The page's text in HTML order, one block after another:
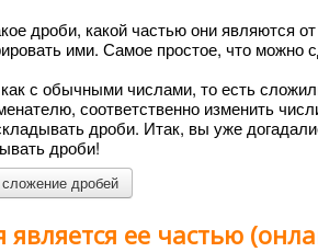
дроби, какой частью они являются
ими. Самое простое, что можно
с обычными числами, то есть
соответственно изменить
дроби. Итак, вы уже
дроби!
дробей
ее частью